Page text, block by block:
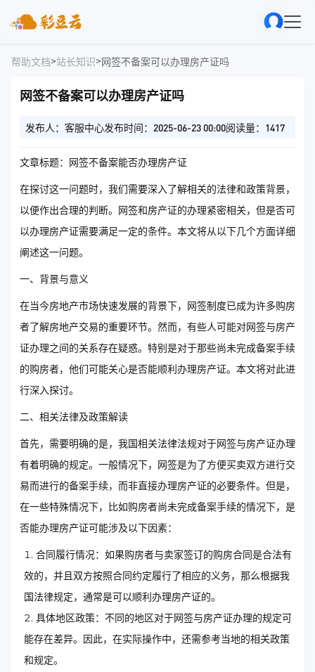
帮助文档>站长知识>网签不备案可以办理房产证吗
网签不备案可以办理房产证吗
发布人：客服中心发布时间：2025-06-23 00:00阅读量：1417
文章标题：网签不备案能否办理房产证
在探讨这一问题时，我们需要深入了解相关的法律和政策背景，
以便作出合理的判断。网签和房产证的办理紧密相关，但是否可
以办理房产证需要满足一定的条件。本文将从以下几个方面详细
阐述这一问题。
一、背景与意义
在当今房地产市场快速发展的背景下，网签制度已成为许多购房
者了解房地产交易的重要环节。然而，有些人可能对网签与房产
证办理之间的关系存在疑惑。特别是对于那些尚未完成备案手续
的购房者，他们可能关心是否能顺利办理房产证。本文将对此进
行深入探讨。
二、相关法律及政策解读
首先，需要明确的是，我国相关法律法规对于网签与房产证办理
有着明确的规定。一般情况下，网签是为了方便买卖双方进行交
易而进行的备案手续，而非直接办理房产证的必要条件。但是，
在一些特殊情况下，比如购房者尚未完成备案手续的情况下，是
否能办理房产证可能涉及以下因素：
合同履行情况：如果购房者与卖家签订的购房合同是合法有
效的，并且双方按照合同约定履行了相应的义务，那么根据我
国法律规定，通常是可以顺利办理房产证的。
具体地区政策：不同的地区对于网签与房产证办理的规定可
能存在差异。因此，在实际操作中，还需参考当地的相关政策
和规定。